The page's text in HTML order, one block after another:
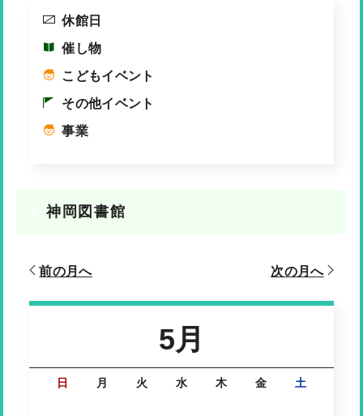
休館日
催し物
こどもイベント
その他イベント
事業
神岡図書館
前の月へ 次の月へ
5月
日 月 火 水 木 金 土